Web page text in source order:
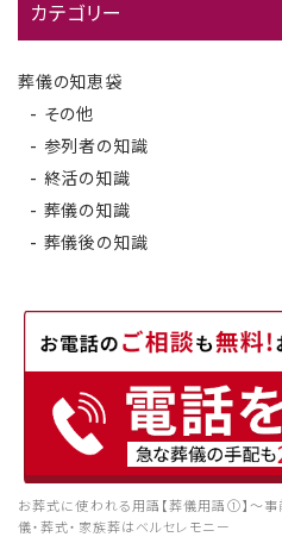
お葬式に使われる用語【葬儀用語①】～
儀・葬式・家族葬はベルセレモニー
カテゴリー
葬儀の知恵袋
その他
参列者の知識
終活の知識
葬儀の知識
葬儀後の知識